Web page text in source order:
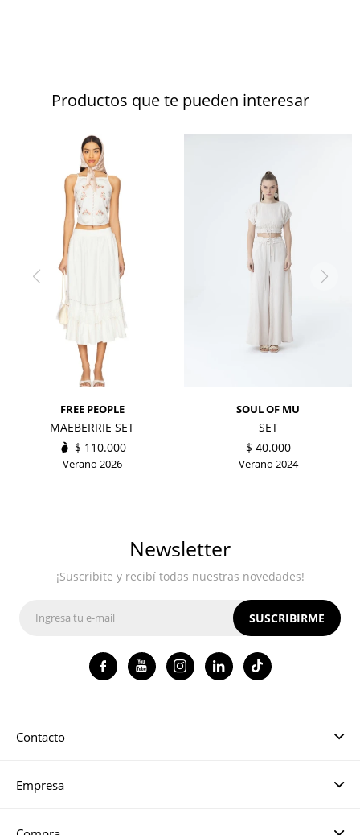
Productos que te pueden interesar
FREE PEOPLE
MAEBERRIE SET
$ 110.000
Verano 2026
SOUL OF MU
SET
$ 40.000
Verano 2024
Contacto
Empresa
Newsletter
¡Suscribite y recibí todas nuestras novedades!
SUSCRIBIRME
   